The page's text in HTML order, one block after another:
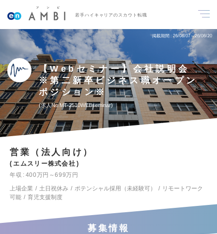
若手ハイキャリアのスカウト転職
掲載期間 26/08/07～26/08/20
【Webセミナー】会社説明会
※第二新卒ビジネス職オープン
ポジション※
求人No.MT-2510WEBseminar
営業（法人向け）
エムスリー株式会社
年収
400万円～699万円
上場企業
土日祝休み ポテンシャル採用（未経験可）
リモートワーク
可能
育児支援制度
募集情報